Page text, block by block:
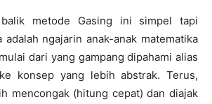
metode Gasing ini simpel tapi
adalah ngajarin anak-anak matematika
dari yang gampang dipahami alias
konsep yang lebih abstrak. Terus,
mencongak (hitung cepat) dan diajak